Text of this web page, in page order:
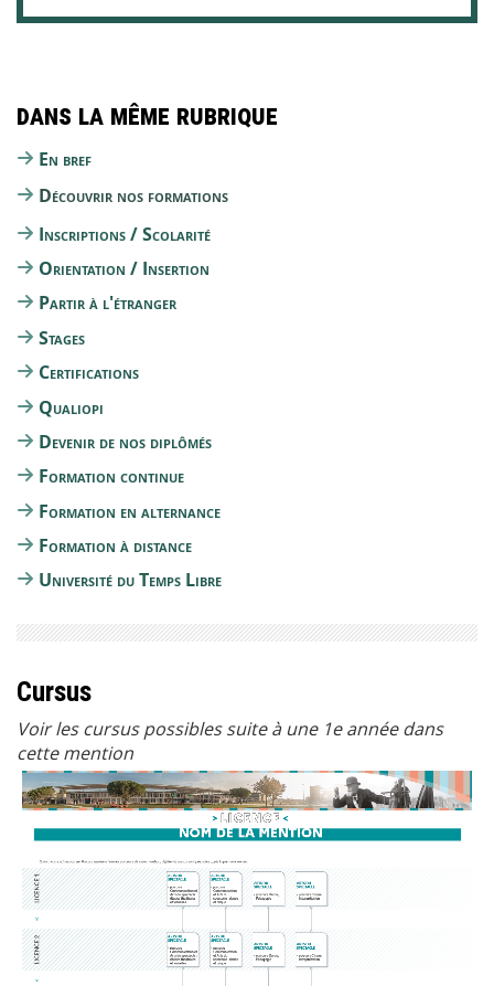
Dans la même rubrique
En bref
Découvrir nos formations
Inscriptions / Scolarité
Orientation / Insertion
Partir à l'étranger
Stages
Certifications
Qualiopi
Devenir de nos diplômés
Formation continue
Formation en alternance
Formation à distance
Université du Temps Libre
Cursus
Voir les cursus possibles suite à une 1e année dans
cette mention